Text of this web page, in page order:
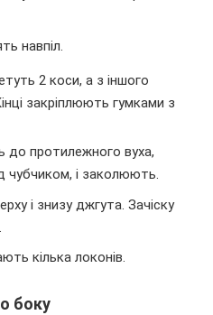
навпіл.
2 коси, а з іншого
закріплюють гумками з
протилежного вуха,
чубчиком, і заколюють.
і знизу джгута. Зачіску
кілька локонів.
боку